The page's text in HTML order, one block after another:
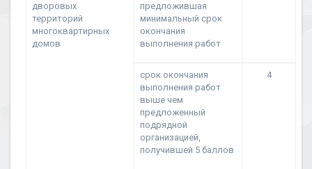
дворовых
территорий
многоквартирных
домов
предложившая
минимальный срок
окончания
выполнения работ
срок окончания
выполнения работ
выше чем
предложенный
подрядной
организацией,
получившей 5 баллов
4